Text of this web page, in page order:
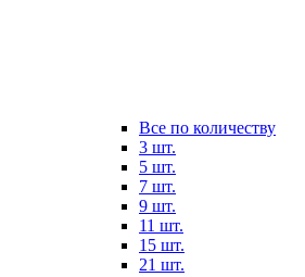
Все по количеству
3 шт.
5 шт.
7 шт.
9 шт.
11 шт.
15 шт.
21 шт.